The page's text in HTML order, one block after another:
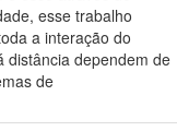
esse trabalho
a interação do
distância dependem de
de